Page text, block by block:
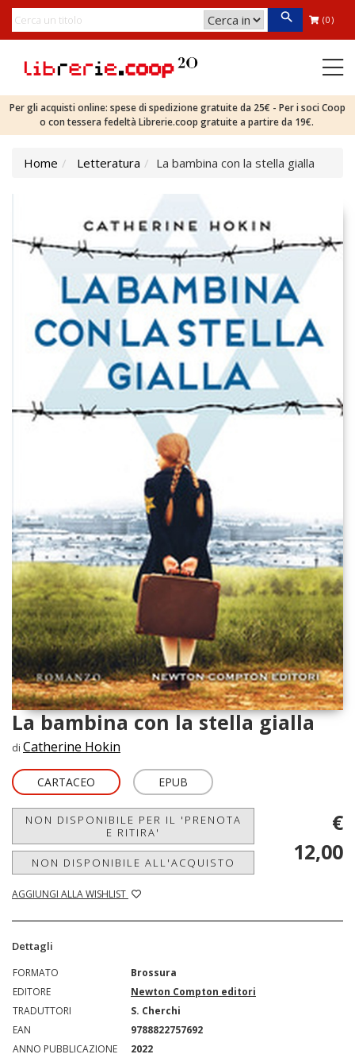
(0)
Per gli acquisti online: spese di spedizione gratuite da 25€ - Per i soci Coop
o con tessera fedeltà Librerie.coop gratuite a partire da 19€.
Home Letteratura La bambina con la stella gialla
La bambina con la stella gialla
di Catherine Hokin
CARTACEO EPUB
NON DISPONIBILE PER IL 'PRENOTA
E RITIRA'
NON DISPONIBILE ALL'ACQUISTO
AGGIUNGI ALLA WISHLIST
€
12,00
Dettagli
FORMATO
Brossura
EDITORE
Newton Compton editori
TRADUTTORI
S. Cherchi
EAN
9788822757692
ANNO PUBBLICAZIONE
2022